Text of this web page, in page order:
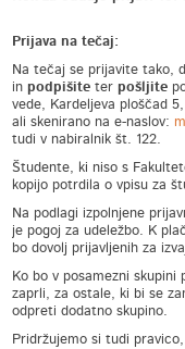
Prijava na tečaj:
Na tečaj se prijavite tako,
inpodpišite terpošljite
vede, Kardeljeva ploščad
ali skenirano na e-naslov:
tudi v nabiralnik št. 122.
Študente, ki niso s
kopijo potrdila o vpisu za
Na podlagi izpolnjene
je pogoj za udeležbo. K
bo dovolj prijavljenih za
Ko bo v posamezni skupini
zaprli, za ostale, ki bi se
odpreti dodatno skupino.
Pridržujemo si tudi